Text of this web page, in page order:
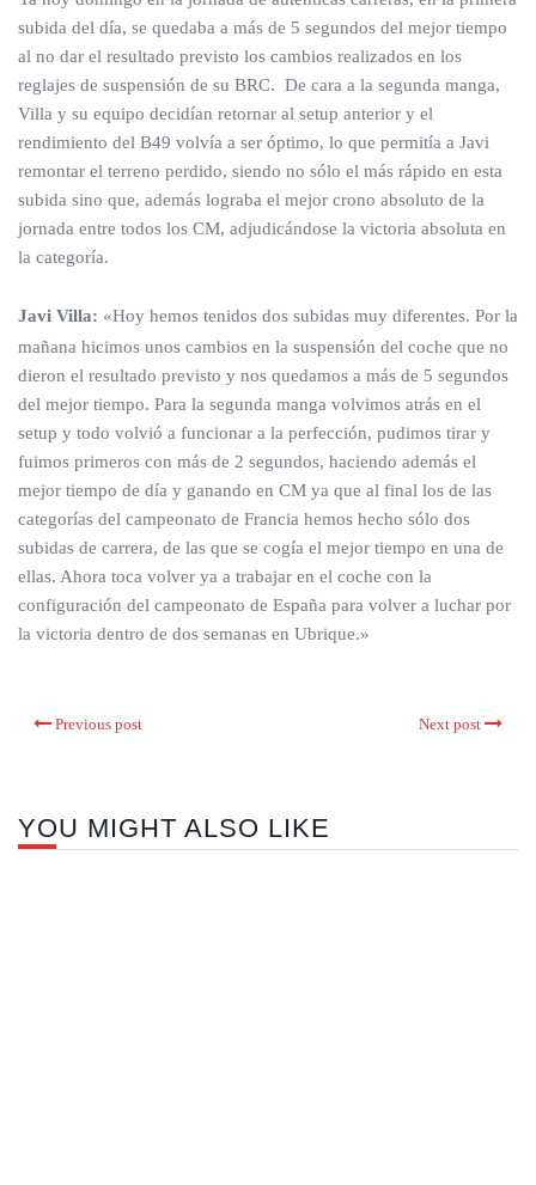
subida del día, se quedaba a más de 5 segundos del mejor tiempo
al no dar el resultado previsto los cambios realizados en los
reglajes de suspensión de su BRC. De cara a la segunda manga,
Villa y su equipo decidían retornar al setup anterior y el
rendimiento del B49 volvía a ser óptimo, lo que permitía a Javi
remontar el terreno perdido, siendo no sólo el más rápido en esta
subida sino que, además lograba el mejor crono absoluto de la
jornada entre todos los CM, adjudicándose la victoria absoluta en
la categoría.
Javi Villa: «Hoy hemos tenidos dos subidas muy diferentes. Por la
mañana hicimos unos cambios en la suspensión del coche que no
dieron el resultado previsto y nos quedamos a más de 5 segundos
del mejor tiempo. Para la segunda manga volvimos atrás en el
setup y todo volvió a funcionar a la perfección, pudimos tirar y
fuimos primeros con más de 2 segundos, haciendo además el
mejor tiempo de día y ganando en CM ya que al final los de las
categorías del campeonato de Francia hemos hecho sólo dos
subidas de carrera, de las que se cogía el mejor tiempo en una de
ellas. Ahora toca volver ya a trabajar en el coche con la
configuración del campeonato de España para volver a luchar por
la victoria dentro de dos semanas en Ubrique.»
Previous post Next post
YOU MIGHT ALSO LIKE